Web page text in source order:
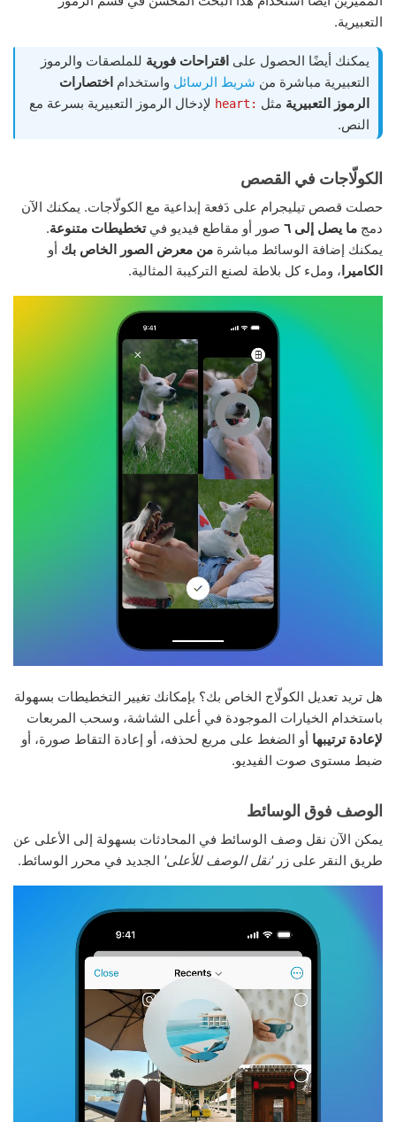
التعبيرية.
يمكنك أيضًا الحصول على اقتراحات فورية للملصقات والرموز
التعبيرية مباشرة من شريط الرسائل واستخدام اختصارات
الرموز التعبيرية مثل :heart
لإدخال الرموز التعبيرية بسرعة مع
النص.
الكولّاجات في القصص
حصلت قصص تيليجرام على دَفعة إبداعية مع الكولّاجات. يمكنك الآن
دمج ما يصل إلى ٦ صور أو مقاطع فيديو فيتخطيطات متنوعة.
يمكنك إضافة الوسائط مباشرة من معرض الصور الخاص بك أو
الكاميرا ، وملء كل بلاطة لصنع التركيبة المثالية.
هل تريد تعديل الكولّاج الخاص بك؟ بإمكانك تغيير التخطيطات بسهولة
باستخدام الخيارات الموجودة في أعلى الشاشة، وسحب المربعات
لإعادة ترتيبها أو الضغط على مربع لحذفه، أو إعادة التقاط صورة، أو
ضبط مستوى صوت الفيديو.
الوصف فوق الوسائط
يمكن الآن نقل وصف الوسائط في المحادثات بسهولة إلى الأعلى عن
طريق النقر على زر'نقل الوصف للأعلى' الجديد في محرر الوسائط.